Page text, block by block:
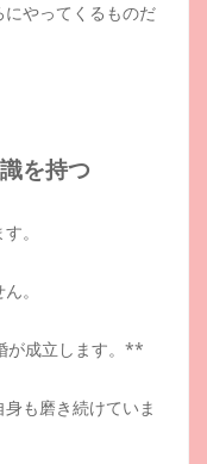
やってくるものだ
を持つ
。
。
が成立します。**
も磨き続けていま